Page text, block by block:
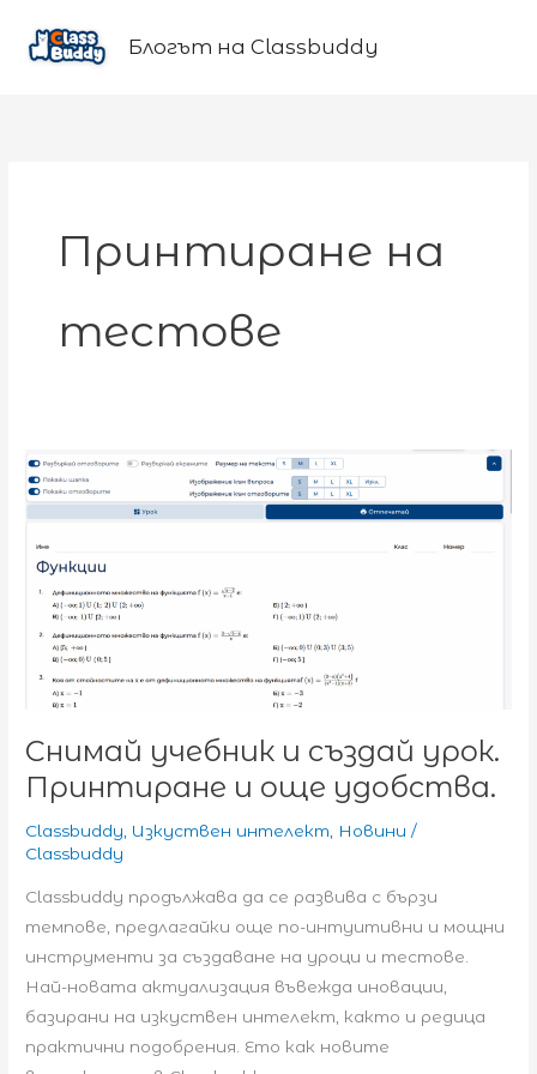
Блогът на Classbuddy
Принтиране на
тестове
Снимай учебник и създай урок.
Принтиране и още удобства.
Classbuddy, Изкуствен интелект, Новини /
Classbuddy
Classbuddy продължава да се развива с бързи
темпове, предлагайки още по-интуитивни и мощни
инструменти за създаване на уроци и тестове.
Най-новата актуализация въвежда иновации,
базирани на изкуствен интелект, както и редица
практични подобрения. Ето как новите